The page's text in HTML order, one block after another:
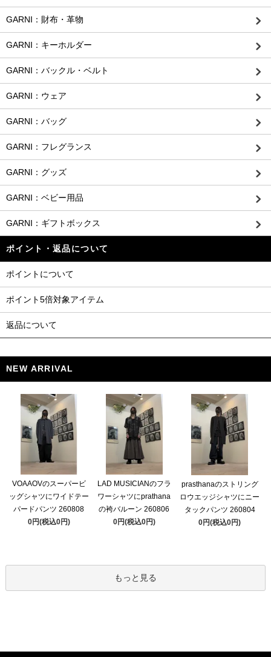
GARNI：財布・革物
GARNI：キーホルダー
GARNI：バックル・ベルト
GARNI：ウェア
GARNI：バッグ
GARNI：フレグランス
GARNI：グッズ
GARNI：ベビー用品
GARNI：ギフトボックス
ポイント・返品について
ポイントについて
ポイント5倍対象アイテム
返品について
NEW ARRIVAL
VOAAOVのスーパービ
ッグシャツにワイドテー
パードパンツ 260808
0円(税込0円)
LAD MUSICIANのフラ
ワーシャツにprathana
の袴バルーン 260806
0円(税込0円)
prasthanaのストリング
ロウエッジシャツにニー
タックパンツ 260804
0円(税込0円)
もっと見る